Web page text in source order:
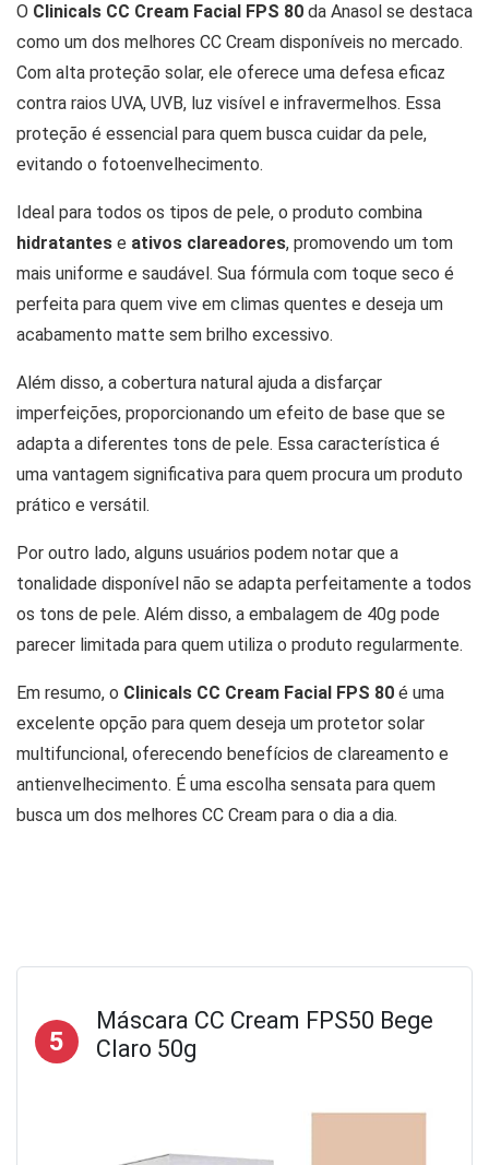
O Clinicals CC Cream Facial FPS 80 da Anasol se destaca
como um dos melhores CC Cream disponíveis no mercado.
Com alta proteção solar, ele oferece uma defesa eficaz
contra raios UVA, UVB, luz visível e infravermelhos. Essa
proteção é essencial para quem busca cuidar da pele,
evitando o fotoenvelhecimento.
Ideal para todos os tipos de pele, o produto combina
hidratantes e ativos clareadores, promovendo um tom
mais uniforme e saudável. Sua fórmula com toque seco é
perfeita para quem vive em climas quentes e deseja um
acabamento matte sem brilho excessivo.
Além disso, a cobertura natural ajuda a disfarçar
imperfeições, proporcionando um efeito de base que se
adapta a diferentes tons de pele. Essa característica é
uma vantagem significativa para quem procura um produto
prático e versátil.
Por outro lado, alguns usuários podem notar que a
tonalidade disponível não se adapta perfeitamente a todos
os tons de pele. Além disso, a embalagem de 40g pode
parecer limitada para quem utiliza o produto regularmente.
Em resumo, o Clinicals CC Cream Facial FPS 80 é uma
excelente opção para quem deseja um protetor solar
multifuncional, oferecendo benefícios de clareamento e
antienvelhecimento. É uma escolha sensata para quem
busca um dos melhores CC Cream para o dia a dia.
5
Máscara CC Cream FPS50 Bege
Claro 50g